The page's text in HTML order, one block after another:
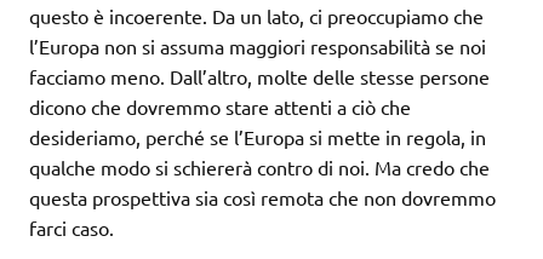
questo è incoerente. Da un lato, ci preoccupiamo che
l’Europa non si assuma maggiori responsabilità se noi
facciamo meno. Dall’altro, molte delle stesse persone
dicono che dovremmo stare attenti a ciò che
desideriamo, perché se l’Europa si mette in regola, in
qualche modo si schiererà contro di noi. Ma credo che
questa prospettiva sia così remota che non dovremmo
farci caso.